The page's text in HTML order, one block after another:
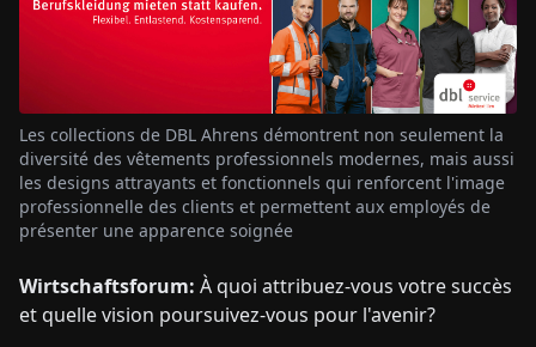
Les collections de DBL Ahrens démontrent non seulement la
diversité des vêtements professionnels modernes, mais aussi
les designs attrayants et fonctionnels qui renforcent l'image
professionnelle des clients et permettent aux employés de
présenter une apparence soignée
Wirtschaftsforum: À quoi attribuez-vous votre succès
et quelle vision poursuivez-vous pour l'avenir?